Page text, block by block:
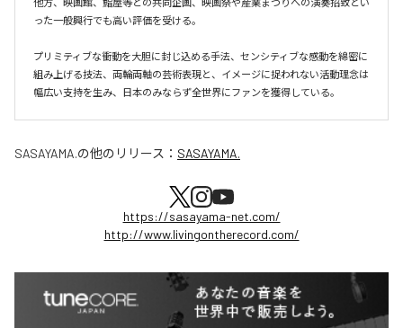
った一般興行でも高い評価を受ける。
プリミティブな衝動を大胆に封じ込める手法、センシティブな感動を綿密に
組み上げる技法、両輪両軸の芸術表現と、イメージに捉われない活動理念は
幅広い支持を生み、日本のみならず全世界にファンを獲得している。
SASAYAMA.の他のリリース： SASAYAMA.
https://sasayama-net.com/
http://www.livingontherecord.com/